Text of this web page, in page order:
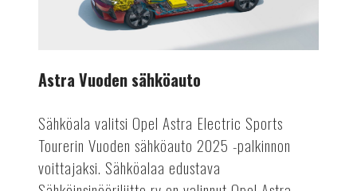
Astra Vuoden sähköauto
Sähköala valitsi Opel Astra Electric Sports
Tourerin Vuoden sähköauto 2025 -palkinnon
voittajaksi. Sähköalaa edustava